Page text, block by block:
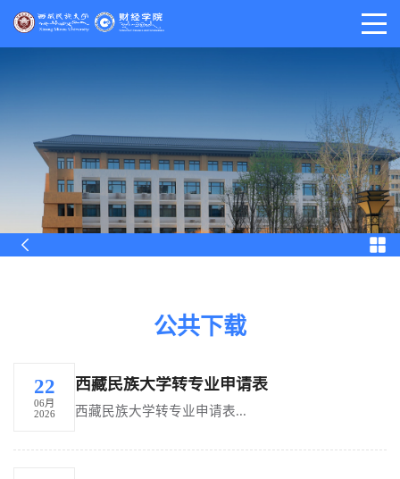
公共下载
22
06月
2026
西藏民族大学转专业申请表
西藏民族大学转专业申请表...